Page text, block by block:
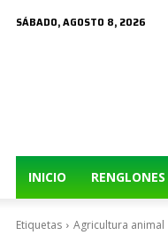
SÁBADO, AGOSTO 8, 2026
INICIO
Etiquetas Agricultura animal